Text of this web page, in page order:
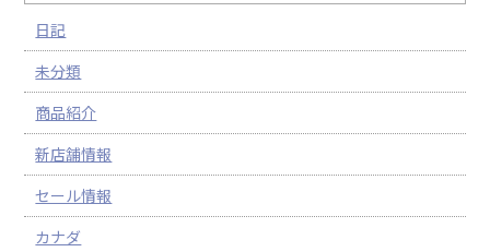
日記
未分類
商品紹介
新店舗情報
セール情報
カナダ